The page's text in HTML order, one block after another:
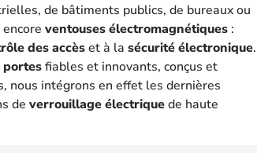
de bâtiments publics, de bureaux ou
ventouses électromagnétiques :
des accèset à la sécurité électronique.
portesfiables et innovants, conçus et
nous intégrons en effet les dernières
de verrouillage électriquede haute